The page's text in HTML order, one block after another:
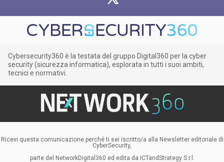
Cybersecurity360 è la testata del gruppo Digital360 per la cyber
security (sicurezza informatica), esplorata in tutti i suoi ambiti,
tecnici e normativi.
Ricevi questa comunicazione perché ti sei iscritto/a alla Newsletter editoriale di
CyberSecurity,
parte del NetworkDigital360 ed edita da ICTandStrategy S.r.l.